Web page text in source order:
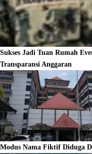
Sukses Jadi Tuan Rumah
Transparansi Anggaran
Modus Nama Fiktif Diduga